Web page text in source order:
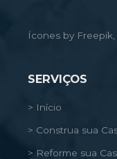
Ícones by
SERVIÇOS
> Início
> Construa sua
> Reforme sua